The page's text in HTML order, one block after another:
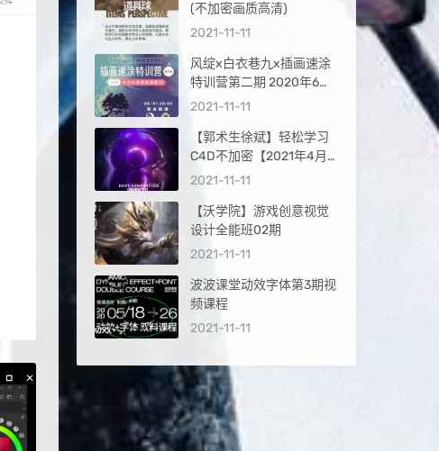
(不加密画质高清)
2021-11-11
风绽x白衣巷九x插画速涂
特训营第二期 2020年6月
结课
2021-11-11
【郭术生徐斌】轻松学习
C4D不加密【2021年4月
完结画质高清有素材】
2021-11-11
【沃学院】游戏创意视觉
设计全能班02期
2021-11-11
波波课堂动效字体第3期视
频课程
2021-11-11